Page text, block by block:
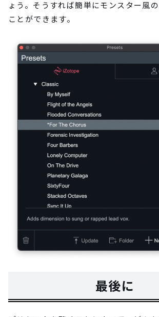
ょう。そうすれば簡単にモンスター風
ことができます。
最後に